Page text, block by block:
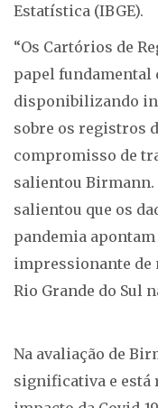
Estatística (IBGE).
“Os Cartórios de
papel fundamental
disponibilizando
sobre os registros
compromisso de
salientou Birmann.
salientou que os
pandemia
impressionante de
Rio Grande do Sul
Na avaliação de
significativa e está